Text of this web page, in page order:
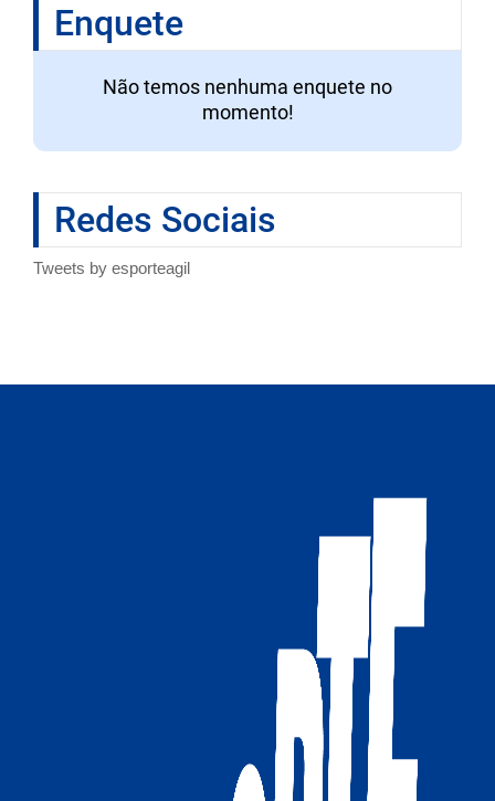
Enquete
Não temos nenhuma enquete no
momento!
Redes Sociais
Tweets by esporteagil